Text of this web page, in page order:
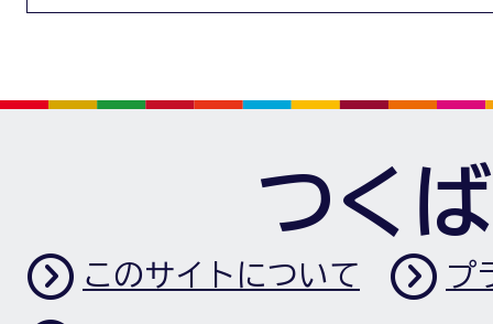
つく
このサイトについて プ